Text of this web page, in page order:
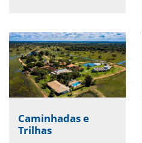
Caminhadas e
Trilhas